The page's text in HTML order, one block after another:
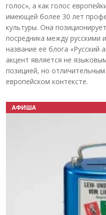
голос», а как голос
имеющей более 30 лет
культуры. Она
посредника между русскими
название её блога «Русский
акцент является не
позицией, но
европейском контексте.
АФИША